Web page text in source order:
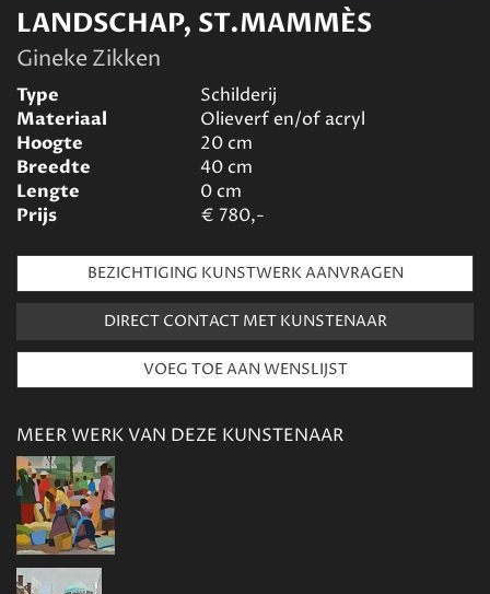
LANDSCHAP, ST.MAMMÈS
Gineke Zikken
Type
Schilderij
Materiaal
Olieverf en/of acryl
Hoogte
20cm
Breedte
40cm
Lengte
0cm
Prijs
€ 780,-
BEZICHTIGING KUNSTWERK AANVRAGEN
DIRECT CONTACT MET KUNSTENAAR
MEER WERK VAN DEZE KUNSTENAAR